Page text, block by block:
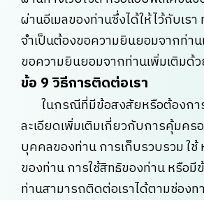
ผ่านอีเมลของท่านซึ่งได้ให้ไว้กับเร
จำเป็นต้องขอความยินยอมจากท่าน
ขอความยินยอมจากท่านเพิ่มเติมด้
ข้อ 9 วิธีการติดต่อเรา
ในกรณีที่มีข้อสงสัยหรือต้องก
ละเอียดเพิ่มเติมเกี่ยวกับการคุ้มคร
บุคคลของท่าน การเก็บรวบรวม ใช้
ของท่าน การใช้สิทธิของท่าน หรือมี
ท่านสามารถติดต่อเราได้ตามช่อง